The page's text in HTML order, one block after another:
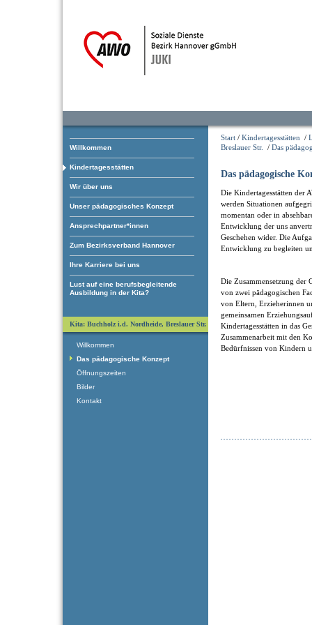
Willkommen
Kindertagesstätten
Wir über uns
Unser pädagogisches Konzept
Ansprechpartner*innen
Zum Bezirksverband Hannover
Ihre Karriere bei uns
Lust auf eine berufsbegleitende
Ausbildung in der Kita?
Start / Kindertagesstätten /
Breslauer Str.
/ Das
Das pädagogische
Die Kindertagesstätten der
werden Situationen
momentan oder in
Entwicklung der uns
Geschehen wider. Die
Entwicklung zu begleiten
Die Zusammensetzung der
von zwei pädagogischen
von Eltern, Erzieherinnen
gemeinsamen
Kindertagesstätten in das
Zusammenarbeit mit den
Bedürfnissen von Kindern
Kita: Buchholz i.d. Nordheide, Breslauer Str.
Willkommen
Das pädagogische Konzept
Öffnungszeiten
Bilder
Kontakt